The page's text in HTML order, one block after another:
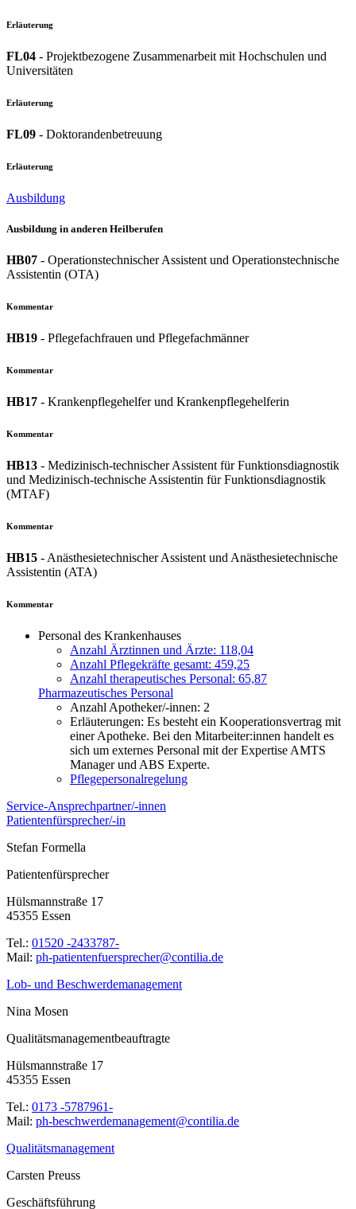
Erläuterung
FL04 - Projektbezogene Zusammenarbeit mit Hochschulen und
Universitäten
Erläuterung
FL09 - Doktorandenbetreuung
Erläuterung
Ausbildung
Ausbildung in anderen Heilberufen
HB07 - Operationstechnischer Assistent und Operationstechnische
Assistentin (OTA)
Kommentar
HB19 - Pflegefachfrauen und Pflegefachmänner
Kommentar
HB17 - Krankenpflegehelfer und Krankenpflegehelferin
Kommentar
HB13 - Medizinisch-technischer Assistent für Funktionsdiagnostik
und Medizinisch-technische Assistentin für Funktionsdiagnostik
(MTAF)
Kommentar
HB15 - Anästhesietechnischer Assistent und Anästhesietechnische
Assistentin (ATA)
Kommentar
Personal des Krankenhauses
Anzahl Ärztinnen und Ärzte: 118,04
Anzahl Pflegekräfte gesamt: 459,25
Anzahl therapeutisches Personal: 65,87
Pharmazeutisches Personal
Anzahl Apotheker/-innen: 2
Erläuterungen: Es besteht ein Kooperationsvertrag mit
einer Apotheke. Bei den Mitarbeiter:innen handelt es
sich um externes Personal mit der Expertise AMTS
Manager und ABS Experte.
Pflegepersonalregelung
Service-Ansprechpartner/-innen
Patientenfürsprecher/-in
Stefan Formella
Patientenfürsprecher
Hülsmannstraße 17
45355 Essen
Tel.: 01520 -2433787-
Mail: ed.ailitnoc@rehcerpsreufnetneitap-hp
Lob- und Beschwerdemanagement
Nina Mosen
Qualitätsmanagementbeauftragte
Hülsmannstraße 17
45355 Essen
Tel.: 0173 -5787961-
Mail: ed.ailitnoc@tnemeganamedrewhcseb-hp
Qualitätsmanagement
Carsten Preuss
Geschäftsführung